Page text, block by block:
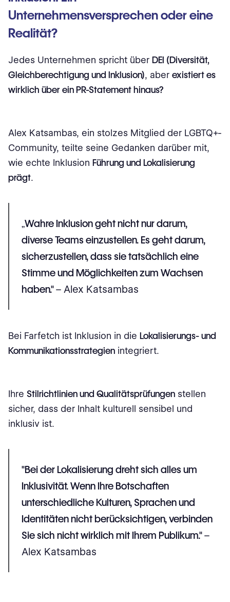
Unternehmensversprechen oder eine
Realität?
Jedes Unternehmen spricht über DEI (Diversität,
Gleichberechtigung und Inklusion), aber existiert es
wirklich über ein PR-Statement hinaus?
Alex Katsambas, ein stolzes Mitglied der LGBTQ+-
Community, teilte seine Gedanken darüber mit,
wie echte Inklusion Führung und Lokalisierung
prägt.
„Wahre Inklusion geht nicht nur darum,
diverse Teams einzustellen. Es geht darum,
sicherzustellen, dass sie tatsächlich eine
Stimme und Möglichkeiten zum Wachsen
haben."– Alex Katsambas
Bei Farfetch ist Inklusion in die Lokalisierungs- und
Kommunikationsstrategien integriert.
Ihre Stilrichtlinien und Qualitätsprüfungen stellen
sicher, dass der Inhalt kulturell sensibel und
inklusiv ist.
"Bei der Lokalisierung dreht sich alles um
Inklusivität. Wenn Ihre Botschaften
unterschiedliche Kulturen, Sprachen und
Identitäten nicht berücksichtigen, verbinden
Sie sich nicht wirklich mit Ihrem Publikum."–
Alex Katsambas